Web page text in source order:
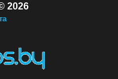
2026